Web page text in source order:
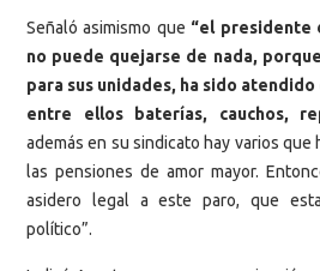
Señaló asimismo que “el presidente
no puede quejarse de nada,
para sus unidades, ha sido
entre ellos baterías, cauchos,
además en su sindicato hay varios
las pensiones de amor mayor.
asidero legal a este paro, que
político”.